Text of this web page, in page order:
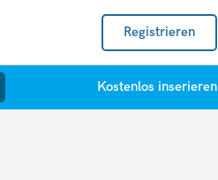
Registrieren
Kostenlos inserieren